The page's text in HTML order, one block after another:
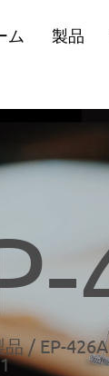
ム 製品
品/ EP-426A